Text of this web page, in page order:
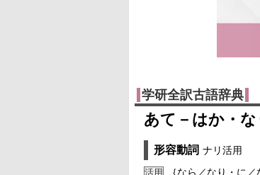
学研全訳古語辞典
あて－はか・な
形容動詞 ナリ活用
活用
｛なら／なり・に